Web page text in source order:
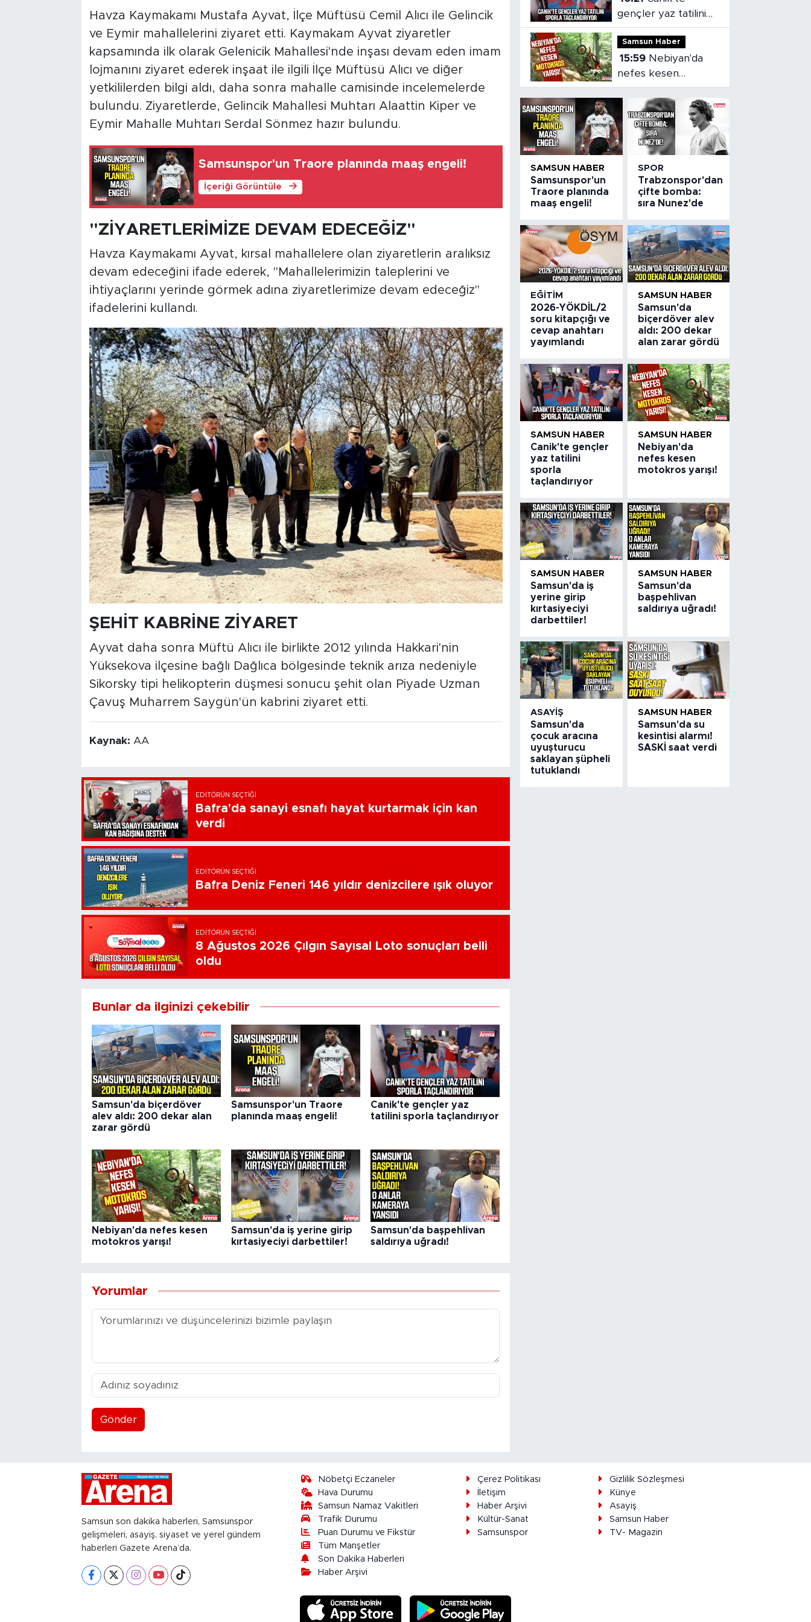
Havza Kaymakamı Mustafa Ayvat, İlçe Müftüsü Cemil Alıcı ile Gelincik
ve Eymir mahallelerini ziyaret etti. Kaymakam Ayvat ziyaretler
kapsamında ilk olarak Gelenicik Mahallesi'nde inşası devam eden imam
lojmanını ziyaret ederek inşaat ile ilgili İlçe Müftüsü Alıcı ve diğer
yetkililerden bilgi aldı, daha sonra mahalle camisinde incelemelerde
bulundu. Ziyaretlerde, Gelincik Mahallesi Muhtarı Alaattin Kiper ve
Eymir Mahalle Muhtarı Serdal Sönmez hazır bulundu.
Samsunspor'un Traore planında maaş engeli!
İçeriği Görüntüle
"ZİYARETLERİMİZE DEVAM EDECEĞİZ"
Havza Kaymakamı Ayvat, kırsal mahallelere olan ziyaretlerin aralıksız
devam edeceğini ifade ederek, "Mahallelerimizin taleplerini ve
ihtiyaçlarını yerinde görmek adına ziyaretlerimize devam edeceğiz"
ifadelerini kullandı.
ŞEHİT KABRİNE ZİYARET
Ayvat daha sonra Müftü Alıcı ile birlikte 2012 yılında Hakkari'nin
Yüksekova ilçesine bağlı Dağlıca bölgesinde teknik arıza nedeniyle
Sikorsky tipi helikopterin düşmesi sonucu şehit olan Piyade Uzman
Çavuş Muharrem Saygün'ün kabrini ziyaret etti.
Kaynak: AA
EDITÖRÜN SEÇTIĞI
Bafra'da sanayi esnafı hayat kurtarmak için kan
verdi
EDITÖRÜN SEÇTIĞI
Bafra Deniz Feneri 146 yıldır denizcilere ışık oluyor
EDITÖRÜN SEÇTIĞI
8 Ağustos 2026 Çılgın Sayısal Loto sonuçları belli
oldu
Bunlar da ilginizi çekebilir
Samsun'da biçerdöver
alev aldı: 200 dekar alan
zarar gördü
Samsunspor'un Traore
planında maaş engeli!
Canik'te gençler yaz
tatilini sporla taçlandırıyor
Nebiyan'da nefes kesen
motokros yarışı!
Samsun'da iş yerine girip
kırtasiyeciyi darbettiler!
Samsun'da başpehlivan
saldırıya uğradı!
Yorumlar
Gönder
gençler yaz tatilini
sporla taçlandırıyor
Samsun Haber
15:59
nefes kesen
motokros yarışı!
SAMSUN HABER
Samsunspor'un
Traore planında
maaş engeli!
SPOR
Trabzonspor'dan
çifte bomba:
sıra Nunez'de
EĞITIM
2026-YÖKDİL/2
soru kitapçığı ve
cevap anahtarı
yayımlandı
SAMSUN HABER
Samsun'da
biçerdöver alev
aldı: 200 dekar
alan zarar gördü
SAMSUN HABER
Canik'te gençler
yaz tatilini
sporla
taçlandırıyor
SAMSUN HABER
Nebiyan'da
nefes kesen
motokros yarışı!
SAMSUN HABER
Samsun'da iş
yerine girip
kırtasiyeciyi
darbettiler!
SAMSUN HABER
Samsun'da
başpehlivan
saldırıya uğradı!
ASAYIŞ
Samsun'da
çocuk aracına
uyuşturucu
saklayan şüpheli
tutuklandı
SAMSUN HABER
Samsun'da su
kesintisi alarmı!
SASKİ saat verdi
Samsun son dakika haberleri, Samsunspor
gelişmeleri, asayiş, siyaset ve yerel gündem
haberleri Gazete Arena’da.
Nöbetçi Eczaneler
Hava Durumu
Samsun Namaz Vakitleri
Trafik Durumu
Puan Durumu ve Fikstür
Tüm Manşetler
Son Dakika Haberleri
Haber Arşivi
Çerez Politikası
Gizlilik Sözleşmesi
İletişim
Künye
Haber Arşivi
Asayiş
Kültür-Sanat
Samsun Haber
Samsunspor
TV- Magazin